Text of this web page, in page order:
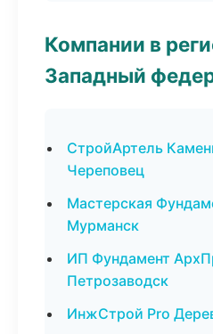
Компании в
Западный
СтройАртель
Череповец
Мастерская
Мурманск
ИП Фундамент
Петрозаводск
ИнжСтрой Pro